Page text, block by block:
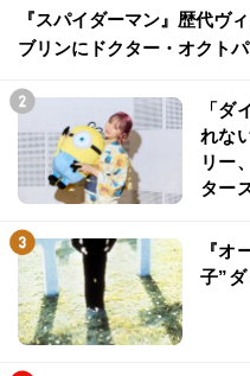
『スパイダーマン』歴代ヴ
ブリンにドクター・オクト
「ダ
れな
リー
ター
『
子”ダ